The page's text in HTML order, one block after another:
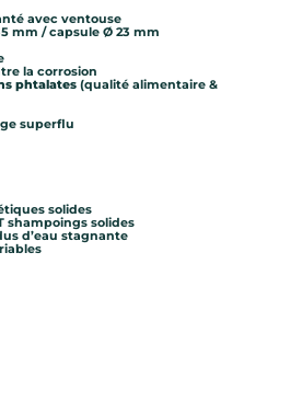
avec ventouse
mm / capsule Ø 23 mm
la corrosion
phtalates (qualité alimentaire &
superflu
solides
shampoings solides
d’eau stagnante